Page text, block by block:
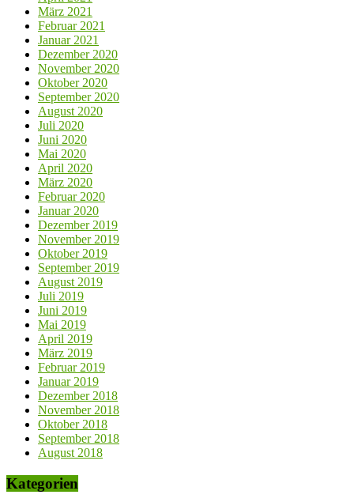
März 2021
Februar 2021
Januar 2021
Dezember 2020
November 2020
Oktober 2020
September 2020
August 2020
Juli 2020
Juni 2020
Mai 2020
April 2020
März 2020
Februar 2020
Januar 2020
Dezember 2019
November 2019
Oktober 2019
September 2019
August 2019
Juli 2019
Juni 2019
Mai 2019
April 2019
März 2019
Februar 2019
Januar 2019
Dezember 2018
November 2018
Oktober 2018
September 2018
August 2018
Kategorien